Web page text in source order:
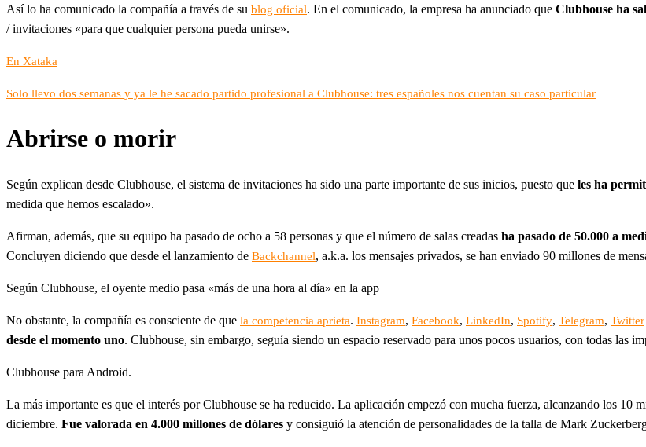
Así lo ha comunicado la compañía a través de su blog oficial. En el comunicado, la empresa ha anunciado que Clubhouse ha
/ invitaciones «para que cualquier persona pueda unirse».
En Xataka
Solo llevo dos semanas y ya le he sacado partido profesional a Clubhouse: tres españoles nos cuentan su caso particular
Abrirse o morir
Según explican desde Clubhouse, el sistema de invitaciones ha sido una parte importante de sus inicios, puesto que les ha
medida que hemos escalado».
Afirman, además, que su equipo ha pasado de ocho a 58 personas y que el número de salas creadas ha pasado de 50.000 a
Concluyen diciendo que desde el lanzamiento de Backchannel, a.k.a. los mensajes privados, se han enviado 90 millones de
Según Clubhouse, el oyente medio pasa «más de una hora al día» en la app
No obstante, la compañía es consciente de que la competencia aprieta. Instagram, Facebook, LinkedIn, Spotify, Telegram, Twitter
desde el momento uno. Clubhouse, sin embargo, seguía siendo un espacio reservado para unos pocos usuarios, con todas las
Clubhouse para Android.
La más importante es que el interés por Clubhouse se ha reducido. La aplicación empezó con mucha fuerza, alcanzando los 10
diciembre. Fue valorada en 4.000 millones de dólares y consiguió la atención de personalidades de la talla de Mark